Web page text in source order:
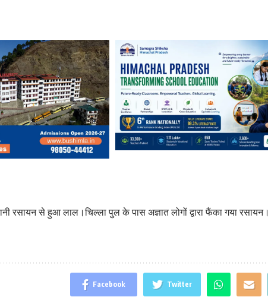
रसायन से हुआ लाल।चिल्ला पुल के पास अज्ञात लोगों द्वारा फैंका गया रसायन।
Facebook Twitter